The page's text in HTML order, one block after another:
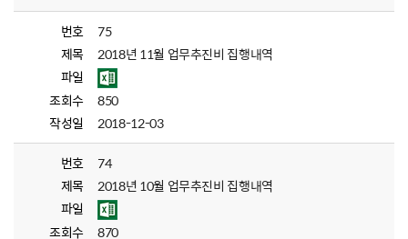
번호
75
제목
2018년 11월 업무추진비 집행내역
파일
조회수
850
작성일
2018-12-03
번호
74
제목
2018년 10월 업무추진비 집행내역
파일
조회수
870